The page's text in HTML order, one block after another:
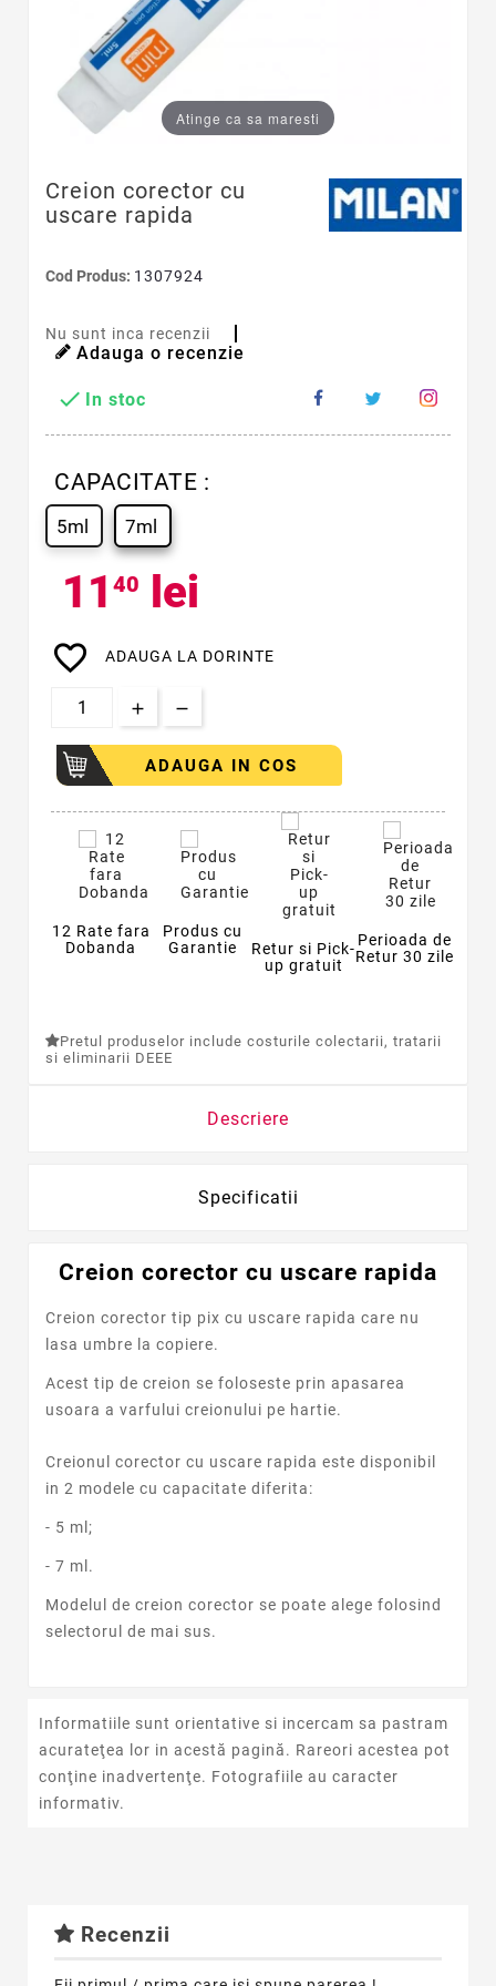
Atinge ca sa maresti
Creion corector cu
uscare rapida
Cod Produs: 1307924
Nu sunt inca recenzii
Adauga o recenzie
 In stoc
CAPACITATE :
5ml 7ml
11 40 lei
favorite_border ADAUGA LA DORINTE
ADAUGA IN COS
12 Rate fara
Dobanda
Produs cu
Garantie
Retur si Pick-
up gratuit
Perioada de
Retur 30 zile
Pretul produselor include costurile colectarii, tratarii
si eliminarii DEEE
Descriere
Specificatii
Creion corector cu uscare rapida
Creion corector tip pix cu uscare rapida care nu
lasa umbre la copiere.
Acest tip de creion se foloseste prin apasarea
usoara a varfului creionului pe hartie.
Creionul corector cu uscare rapida este disponibil
in 2 modele cu capacitate diferita:
- 5 ml;
- 7 ml.
Modelul de creion corector se poate alege folosind
selectorul de mai sus.
Informatiile sunt orientative si incercam sa pastram
acurateţea lor in acestă pagină. Rareori acestea pot
conţine inadvertenţe. Fotografiile au caracter
informativ.
Recenzii